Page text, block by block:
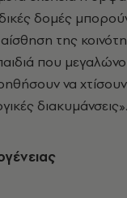
δομές
της
που
να
διακυμάνσεις».